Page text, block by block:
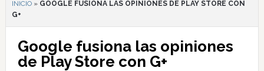
INICIO» GOOGLE FUSIONA LAS OPINIONES DE PLAY STORE CON
G+
Google fusiona las opiniones
de Play Store con G+